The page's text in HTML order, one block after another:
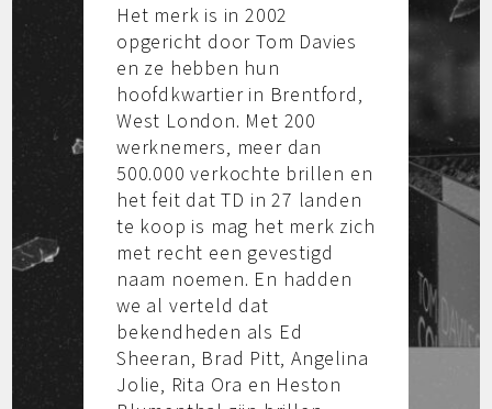
Het merk is in 2002
opgericht door Tom Davies
en ze hebben hun
hoofdkwartier in Brentford,
West London. Met 200
werknemers, meer dan
500.000 verkochte brillen en
het feit dat TD in 27 landen
te koop is mag het merk zich
met recht een gevestigd
naam noemen. En hadden
we al verteld dat
bekendheden als Ed
Sheeran, Brad Pitt, Angelina
Jolie, Rita Ora en Heston